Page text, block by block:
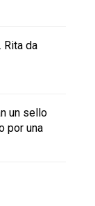
. Rita da
un sello
por una